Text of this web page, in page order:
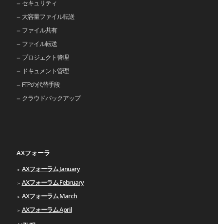
セキュリティ
大容量ファイル転送
ファイル共有
ファイル転送
プロジェクト管理
ドキュメント管理
FTPの代替手段
クラウドバックアップ
AXフォーラ
AXフォーラム January
AXフォーラム February
AXフォーラム March
AXフォーラム April